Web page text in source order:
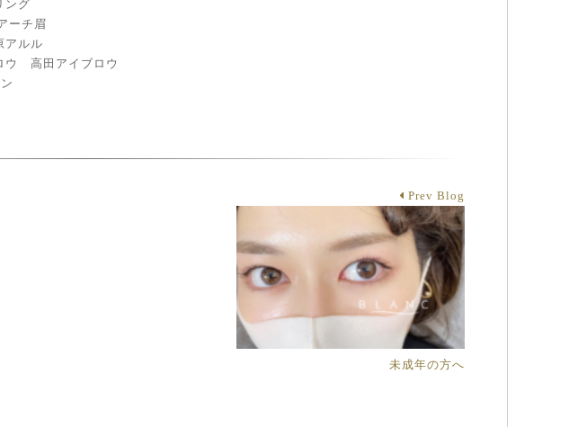
ング
チ眉
アルル
ウ 高田アイブロウ
Prev Blog
未成年の方へ